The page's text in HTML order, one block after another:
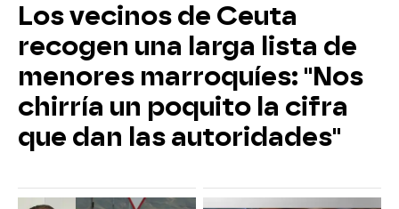
Los vecinos de Ceuta
recogen una larga lista de
menores marroquíes: "Nos
chirría un poquito la cifra
que dan las autoridades"